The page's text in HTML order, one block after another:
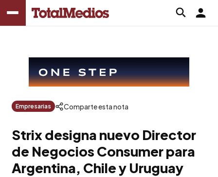
Empresarias Comparte esta nota
Strix designa nuevo Director
de Negocios Consumer para
Argentina, Chile y Uruguay